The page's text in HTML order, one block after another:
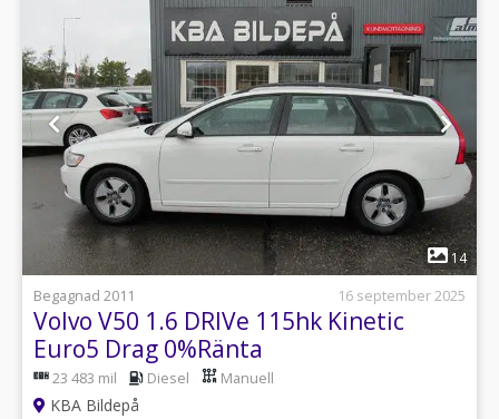
1
14
Begagnad 2011
16 september 2025
Volvo V50 1.6 DRIVe 115hk Kinetic
Euro5 Drag 0%Ränta
23 483 mil Diesel Manuell
KBA Bildepå